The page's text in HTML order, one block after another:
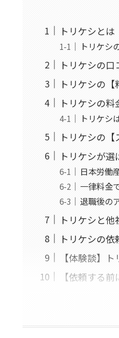
トリケシとは
トリケシ
トリケシの口
トリケシの【
トリケシの料
トリケシ
トリケシの
トリケシが
日本労働
一律料金
退職後の
トリケシと他
トリケシの
【体験談】
【依頼する